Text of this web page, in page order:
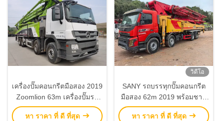
เครื่องปั๊มคอนกรีตมือสอง 2019
Zoomlion 63m เครื่องปั๊มรถ
ZLJ5440THBBE สําหรับขาย
หา ราคา ที่ ดี ที่สุด
วิดีโอ
SANY รถบรรทุกปั๊มคอนกรีต
มือสอง 62m 2019 พร้อมชาสี
VOLVO
หา ราคา ที่ ดี ที่สุด